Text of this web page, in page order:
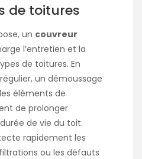
de toitures
un couvreur
l’entretien et la
de toitures. En
un démoussage
éléments de
de prolonger
de vie du toit.
rapidement les
ou les défauts